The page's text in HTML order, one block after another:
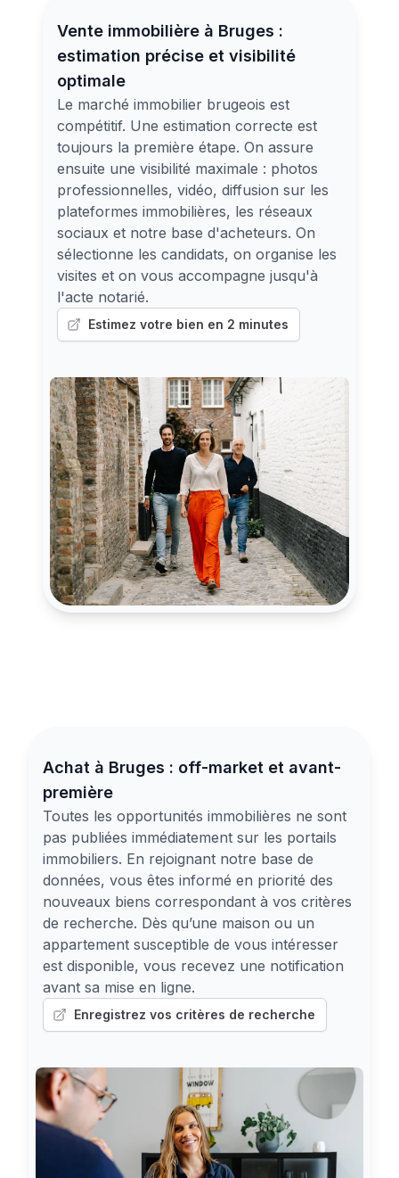
Vente immobilière à Bruges :
estimation précise et visibilité
optimale
Le marché immobilier brugeois est
compétitif. Une estimation correcte est
toujours la première étape. On assure
ensuite une visibilité maximale : photos
professionnelles, vidéo, diffusion sur les
plateformes immobilières, les réseaux
sociaux et notre base d'acheteurs. On
sélectionne les candidats, on organise les
visites et on vous accompagne jusqu'à
l'acte notarié.
Estimez votre bien en 2 minutes
Achat à Bruges : off-market et avant-
première
Toutes les opportunités immobilières ne sont
pas publiées immédiatement sur les portails
immobiliers. En rejoignant notre base de
données, vous êtes informé en priorité des
nouveaux biens correspondant à vos critères
de recherche. Dès qu’une maison ou un
appartement susceptible de vous intéresser
est disponible, vous recevez une notification
avant sa mise en ligne.
Enregistrez vos critères de recherche